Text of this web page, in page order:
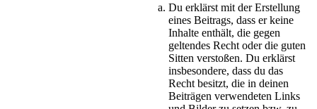
Du erklärst mit der Erstellung
eines Beitrags, dass er keine
Inhalte enthält, die gegen
geltendes Recht oder die guten
Sitten verstoßen. Du erklärst
insbesondere, dass du das
Recht besitzt, die in deinen
Beiträgen verwendeten Links